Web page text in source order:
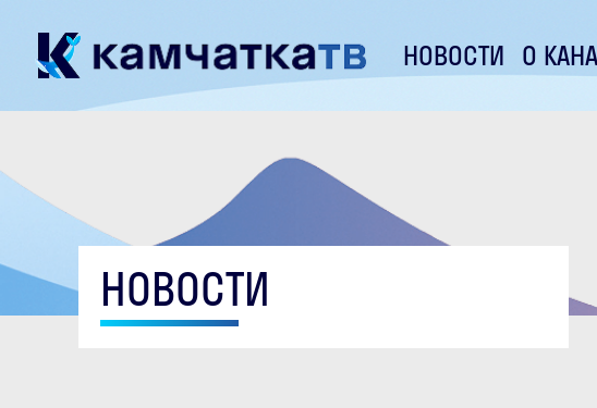
НОВОСТИ О
НОВОСТИ